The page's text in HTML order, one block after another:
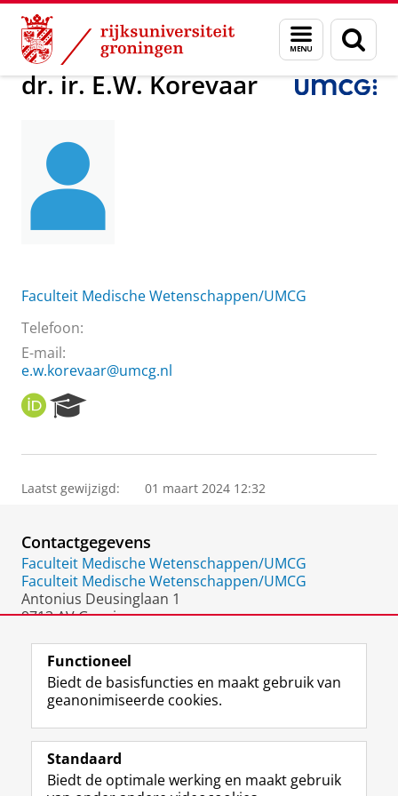
Skip
Content
Skip
Navigation
Menu
en
zoeken
Over ons dr. ir. E.W. Korevaar
dr. ir. E.W. Korevaar
Faculteit Medische Wetenschappen/UMCG
Telefoon:
E-mail:
e.w.korevaar@umcg.nl
O
R
I
e
r
P
o
r
t
a
Laatst gewijzigd: 01 maart 2024 12:32
Contactgegevens
Faculteit Medische Wetenschappen/UMCG
Faculteit Medische Wetenschappen/UMCG
Antonius Deusinglaan 1
9713 AV Groningen
Volg de RUG
F
a
e
L
i
k
R
S
-
I
n
t
Y
o
T
Studiekiezers
Functioneel
Biedt de basisfuncties en maakt gebruik van
geanonimiseerde cookies.
Standaard
Biedt de optimale werking en maakt gebruik